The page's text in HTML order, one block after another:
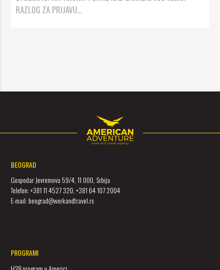
RAZLOG ZA PRIJAVU...
BEOGRAD
Gospodar Jevremova 59/4, 11 000, Srbija
Telefon: +381 11 4527 320, +381 64 107 2004
E-mail: beograd@workandtravel.rs
PROGRAMI